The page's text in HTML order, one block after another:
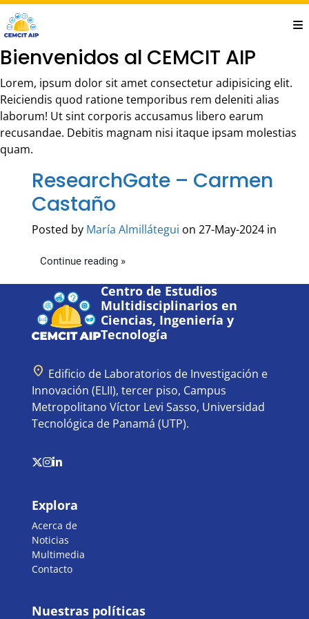
Saltar
al
contenido
principal
Bienvenidos al CEMCIT AIP
Lorem, ipsum dolor sit amet consectetur adipisicing elit.
Reiciendis quod ratione temporibus rem deleniti alias
laborum! Ut sint corporis accusamus libero earum
recusandae. Debitis magnam nisi itaque ipsam molestias
quam.
ResearchGate – Carmen
Castaño
Posted by María Almillátegui on 27-May-2024 in
Continue reading »
Centro de Estudios
Multidisciplinarios en
Ciencias, Ingeniería y
Tecnología
location_on Edificio de Laboratorios de Investigación e
Innovación (ELII), tercer piso, Campus
Metropolitano Víctor Levi Sasso, Universidad
Tecnológica de Panamá (UTP).
Explora
Acerca de
Noticias
Multimedia
Contacto
Nuestras políticas